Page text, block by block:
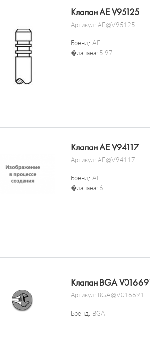
Клапан AE V95125
Артикул: AE@V95125
Бренд: AE
�лапана: 5.97
Клапан AE V94117
Артикул: AE@V94117
Бренд: AE
�лапана: 6
Клапан BGA
Артикул: BGA@V016691
Бренд: BGA